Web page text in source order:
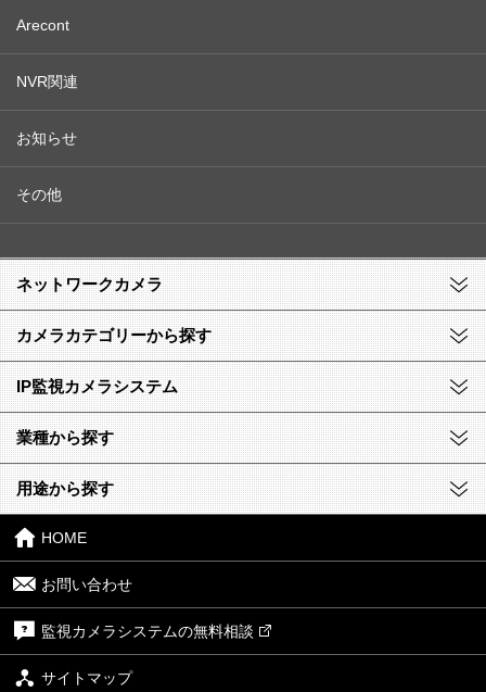
Arecont
NVR関連
お知らせ
その他
ネットワークカメラ
カメラカテゴリーから探す
IP監視カメラシステム
業種から探す
用途から探す
HOME
お問い合わせ
監視カメラシステムの無料相談
サイトマップ